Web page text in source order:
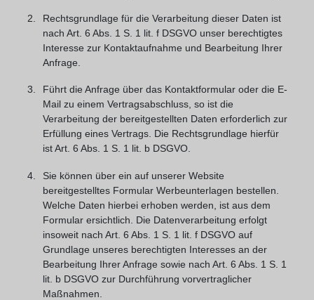
Rechtsgrundlage für die Verarbeitung dieser Daten ist
nach Art. 6 Abs. 1 S. 1 lit. f DSGVO unser berechtigtes
Interesse zur Kontaktaufnahme und Bearbeitung Ihrer
Anfrage.
Führt die Anfrage über das Kontaktformular oder die E-
Mail zu einem Vertragsabschluss, so ist die
Verarbeitung der bereitgestellten Daten erforderlich zur
Erfüllung eines Vertrags. Die Rechtsgrundlage hierfür
ist Art. 6 Abs. 1 S. 1 lit. b DSGVO.
Sie können über ein auf unserer Website
bereitgestelltes Formular Werbeunterlagen bestellen.
Welche Daten hierbei erhoben werden, ist aus dem
Formular ersichtlich. Die Datenverarbeitung erfolgt
insoweit nach Art. 6 Abs. 1 S. 1 lit. f DSGVO auf
Grundlage unseres berechtigten Interesses an der
Bearbeitung Ihrer Anfrage sowie nach Art. 6 Abs. 1 S. 1
lit. b DSGVO zur Durchführung vorvertraglicher
Maßnahmen.